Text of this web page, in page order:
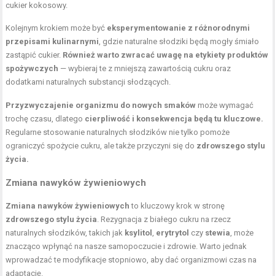
cukier kokosowy.
Kolejnym krokiem może być eksperymentowanie z różnorodnymi
przepisami kulinarnymi, gdzie naturalne słodziki będą mogły śmiało
zastąpić cukier. Również warto zwracać uwagę na etykiety produktów
spożywczych — wybieraj te z mniejszą zawartością cukru oraz
dodatkami naturalnych substancji słodzących.
Przyzwyczajenie organizmu do nowych smaków może wymagać
trochę czasu, dlatego cierpliwość i konsekwencja będą tu kluczowe.
Regularne stosowanie naturalnych słodzików nie tylko pomoże
ograniczyć spożycie cukru, ale także przyczyni się do zdrowszego stylu
życia.
Zmiana nawyków żywieniowych
Zmiana nawyków żywieniowych to kluczowy krok w stronę
zdrowszego stylu życia. Rezygnacja z białego cukru na rzecz
naturalnych słodzików, takich jak ksylitol , erytrytol czy stewia, może
znacząco wpłynąć na nasze samopoczucie i zdrowie. Warto jednak
wprowadzać te modyfikacje stopniowo, aby dać organizmowi czas na
adaptację.